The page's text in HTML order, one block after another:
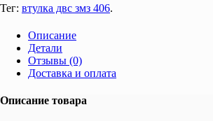
Тег: втулка двс змз 406.
Описание
Детали
Отзывы (0)
Доставка и оплата
Описание товара